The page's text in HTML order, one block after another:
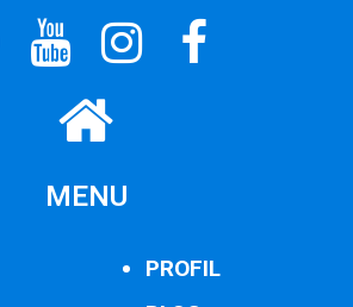
MENU
PROFIL